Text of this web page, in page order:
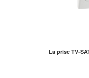
La prise TV-